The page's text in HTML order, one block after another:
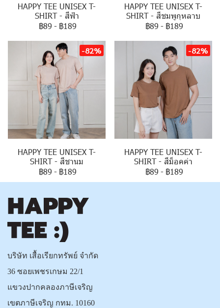
HAPPY TEE UNISEX T-
SHIRT - สีฟ้า
฿89 - ฿189
HAPPY TEE UNISEX T-
SHIRT - สีชมพูกุหลาบ
฿89 - ฿189
-82%
HAPPY TEE UNISEX T-
SHIRT - สีชานม
฿89 - ฿189
-82%
HAPPY TEE UNISEX T-
SHIRT - สีม็อคค่า
฿89 - ฿189
บริษัท เสื้อเรียกทรัพย์ จำกัด
36 ซอยเพชรเกษม 22/1
แขวงปากคลองภาษีเจริญ
เขตภาษีเจริญ กทม. 10160